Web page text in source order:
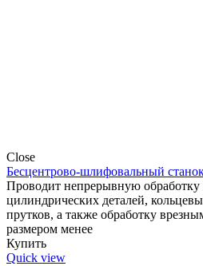
Close
Бесцентрово-шлифовальный
Проводит непрерывную
цилиндрических деталей,
прутков, а также обработку
размером менее
Купить
Quick view